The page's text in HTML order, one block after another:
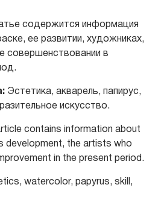
содержится информация
ее развитии, художниках,
совершенствовании в
Эстетика, акварель, папирус,
искусство.
contains information about
development, the artists who
in the present period.
watercolor, papyrus, skill,